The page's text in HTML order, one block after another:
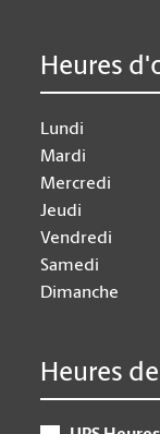
Heures
Lundi
Mardi
Mercredi
Jeudi
Vendredi
Samedi
Dimanche
Heures